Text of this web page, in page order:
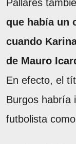
Pallares
que había un
cuando
de Mauro
En efecto, el
Burgos habría
futbolista